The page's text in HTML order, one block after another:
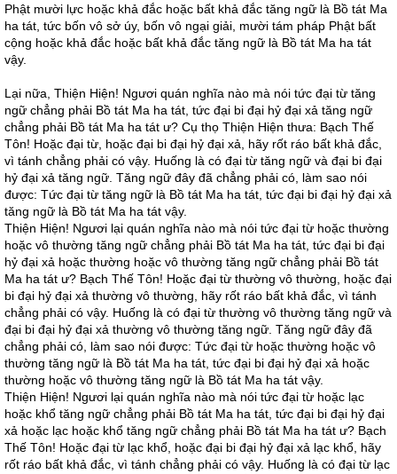
Phật mười lực hoặc khả đắc hoặc bất khả đắc tăng ngữ là Bồ tát Ma
ha tát, tức bốn vô sở úy, bốn vô ngại giải, mười tám pháp Phật bất
cộng hoặc khả đắc hoặc bất khả đắc tăng ngữ là Bồ tát Ma ha tát
vậy.
Lại nữa, Thiện Hiện! Ngươi quán nghĩa nào mà nói tức đại từ tăng
ngữ chẳng phải Bồ tát Ma ha tát, tức đại bi đại hỷ đại xả tăng ngữ
chẳng phải Bồ tát Ma ha tát ư? Cụ thọ Thiện Hiện thưa: Bạch Thế
Tôn! Hoặc đại từ, hoặc đại bi đại hỷ đại xả, hãy rốt ráo bất khả đắc,
vì tánh chẳng phải có vậy. Huống là có đại từ tăng ngữ và đại bi đại
hỷ đại xả tăng ngữ. Tăng ngữ đây đã chẳng phải có, làm sao nói
được: Tức đại từ tăng ngữ là Bồ tát Ma ha tát, tức đại bi đại hỷ đại xả
tăng ngữ là Bồ tát Ma ha tát vậy.
Thiện Hiện! Ngươi lại quán nghĩa nào mà nói tức đại từ hoặc thường
hoặc vô thường tăng ngữ chẳng phải Bồ tát Ma ha tát, tức đại bi đại
hỷ đại xả hoặc thường hoặc vô thường tăng ngữ chẳng phải Bồ tát
Ma ha tát ư? Bạch Thế Tôn! Hoặc đại từ thường vô thường, hoặc đại
bi đại hỷ đại xả thường vô thường, hãy rốt ráo bất khả đắc, vì tánh
chẳng phải có vậy. Huống là có đại từ thường vô thường tăng ngữ và
đại bi đại hỷ đại xả thường vô thường tăng ngữ. Tăng ngữ đây đã
chẳng phải có, làm sao nói được: Tức đại từ hoặc thường hoặc vô
thường tăng ngữ là Bồ tát Ma ha tát, tức đại bi đại hỷ đại xả hoặc
thường hoặc vô thường tăng ngữ là Bồ tát Ma ha tát vậy.
Thiện Hiện! Ngươi lại quán nghĩa nào mà nói tức đại từ hoặc lạc
hoặc khổ tăng ngữ chẳng phải Bồ tát Ma ha tát, tức đại bi đại hỷ đại
xả hoặc lạc hoặc khổ tăng ngữ chẳng phải Bồ tát Ma ha tát ư? Bạch
Thế Tôn! Hoặc đại từ lạc khổ, hoặc đại bi đại hỷ đại xả lạc khổ, hãy
rốt ráo bất khả đắc, vì tánh chẳng phải có vậy. Huống là có đại từ lạc